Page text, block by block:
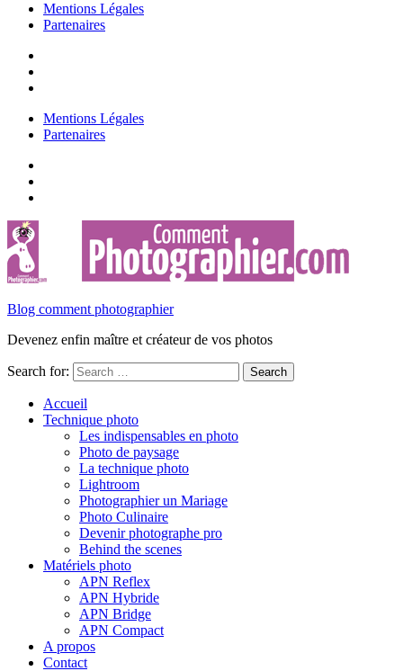
Mentions Légales
Partenaires
Mentions Légales
Partenaires
Blog comment photographier
Devenez enfin maître et créateur de vos photos
Search for:
Accueil
Technique photo
Les indispensables en photo
Photo de paysage
La technique photo
Lightroom
Photographier un Mariage
Photo Culinaire
Devenir photographe pro
Behind the scenes
Matériels photo
APN Reflex
APN Hybride
APN Bridge
APN Compact
A propos
Contact